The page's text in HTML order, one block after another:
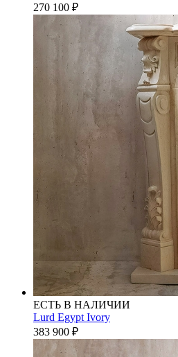
270 100 ₽
ЕСТЬ В НАЛИЧИИ
Lurd Egypt Ivory
383 900 ₽